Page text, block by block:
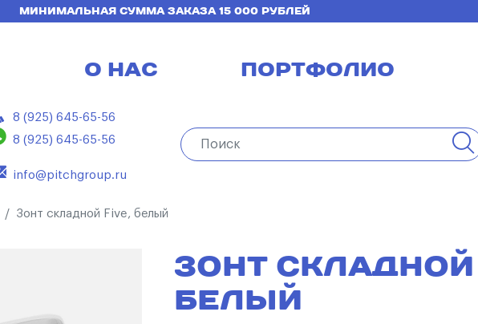
МИНИМАЛЬНАЯ СУММА ЗАКАЗА 15 000 РУБЛЕЙ
О НАС ПОРТФОЛИО
8 (925) 645-65-56
8 (925) 645-65-56
info@pitchgroup.ru
Зонт складной Five, белый
ЗОНТ СКЛАДНОЙ
БЕЛЫЙ